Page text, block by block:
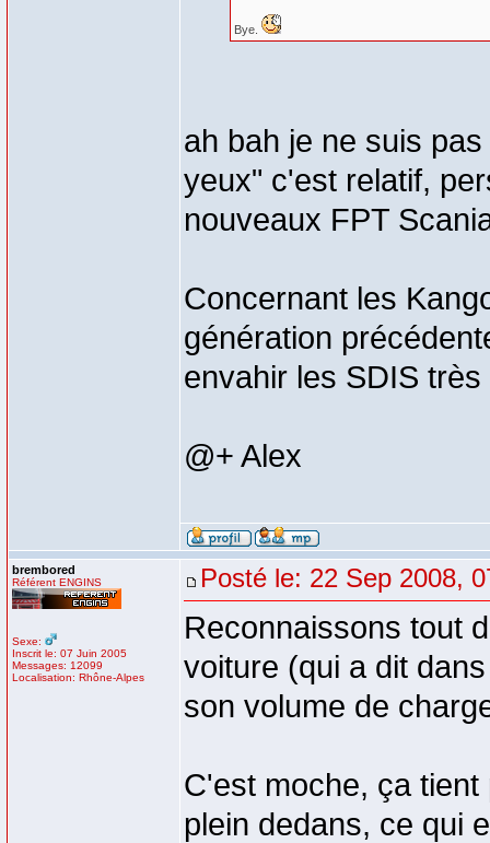
Bye.
ah bah je ne suis
yeux" c'est relatif,
nouveaux FPT
Concernant les
génération
envahir les SDIS
@+ Alex
brembored
Référent ENGINS
Sexe:
Inscrit le: 07 Juin 2005
Messages: 12099
Localisation: Rhône-Alpes
Posté le: 22 Sep 2008,
Reconnaissons tout
voiture (qui a dit
son volume de
C'est moche, ça
plein dedans, ce qui